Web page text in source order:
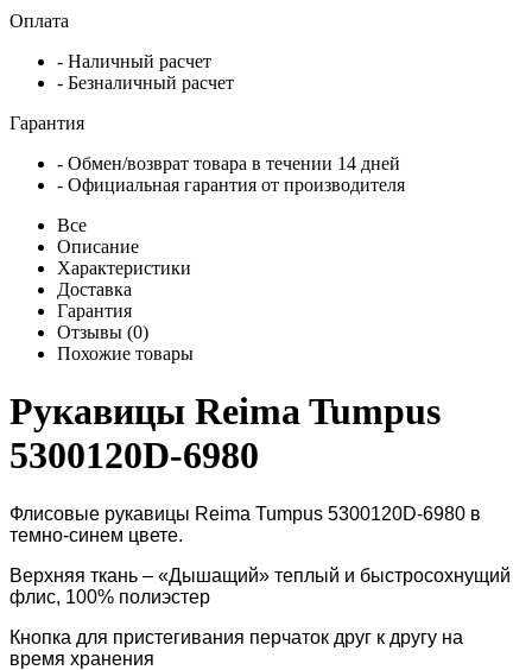
Оплата
- Наличный расчет
- Безналичный расчет
Гарантия
- Обмен/возврат товара в течении 14 дней
- Официальная гарантия от производителя
Все
Описание
Характеристики
Доставка
Гарантия
Отзывы (0)
Похожие товары
Рукавицы Reima Tumpus
5300120D-6980
Флисовые рукавицы Reima Tumpus 5300120D-6980 в
темно-синем цвете.
Верхняя ткань – «Дышащий» теплый и быстросохнущий
флис, 100% полиэстер
Кнопка для пристегивания перчаток друг к другу на
время хранения